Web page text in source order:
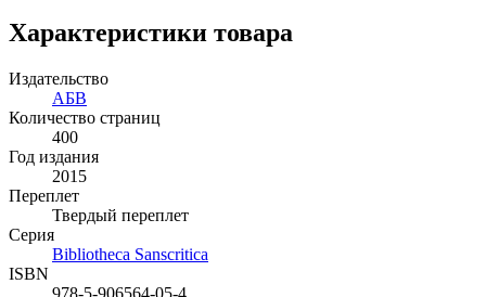
Характеристики товара
Издательство
АБВ
Количество страниц
400
Год издания
2015
Переплет
Твердый переплет
Серия
Bibliotheca Sanscritica
ISBN
978-5-906564-05-4